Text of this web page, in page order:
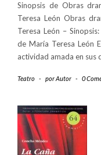
Sinopsis de Obras
Teresa León Obras
Teresa León –
de María Teresa León
actividad amada en sus
Teatro - porAutor - 0